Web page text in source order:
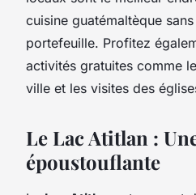
cuisine guatémaltèque
portefeuille. Profitez
activités gratuites comme
ville et les visites des
Le Lac Atitlan :
époustouflante